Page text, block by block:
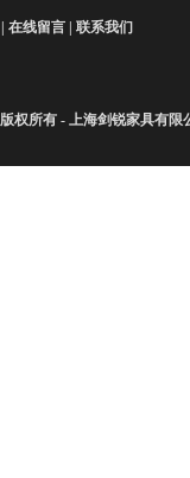
| 在线留言 | 联系我们
版权所有 - 上海剑锐家具有限